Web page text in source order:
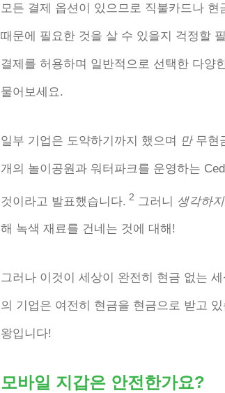
모든 결제 옵션이 있으므로 직불카드나
때문에 필요한 것을 살 수 있을지 걱정할
결제를 허용하며 일반적으로 선택한 다양
물어보세요.
일부 기업은 도약하기까지 했으며 만무현
개의 놀이공원과 워터파크를 운영하는
것이라고 발표했습니다. 2 그러니 생각하
해 녹색 재료를 건네는 것에 대해!
그러나 이것이 세상이 완전히 현금 없는
의 기업은 여전히 ​​현금을 현금으로 받고
왕입니다!
모바일 지갑은 안전한가요?